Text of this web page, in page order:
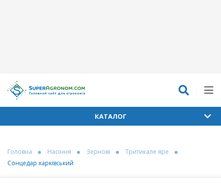
КАТАЛОГ
Головна Насіння Зернові
Тритикале яре
Сонцедар харківський